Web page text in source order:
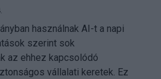
használnak AI-t a napi
szerint sok
az ehhez kapcsolódó
vállalati keretek. Ez